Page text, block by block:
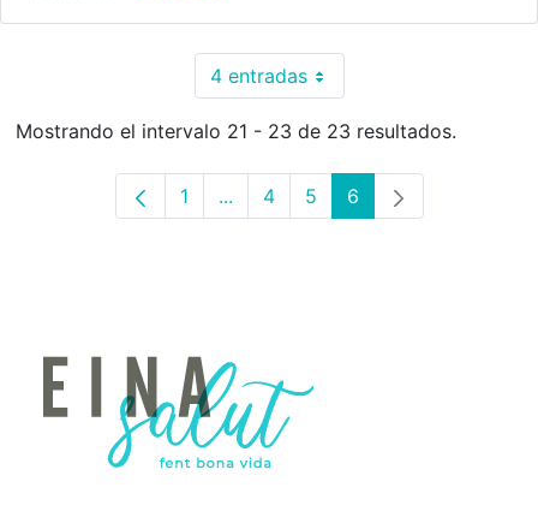
4 entradasPor página
Mostrando el intervalo 21 - 23 de 23 resultados.
Página
1 ...Páginas intermedias Use TAB
Página
4 Página
5 Página
6